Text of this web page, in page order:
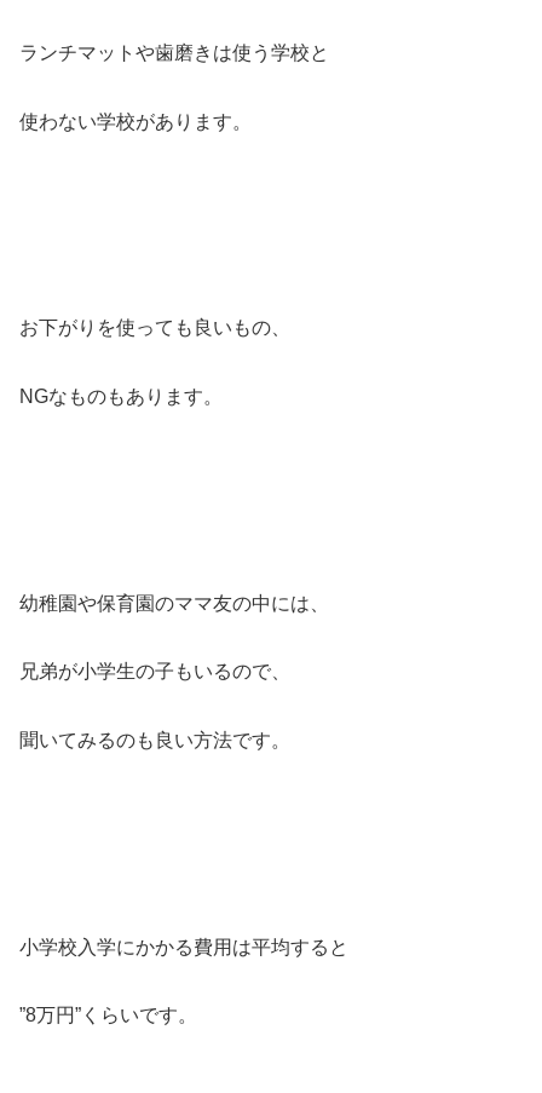
ランチマットや歯磨きは使う学校と
使わない学校があります。
お下がりを使っても良いもの、
NGなものもあります。
幼稚園や保育園のママ友の中には、
兄弟が小学生の子もいるので、
聞いてみるのも良い方法です。
小学校入学にかかる費用は平均すると
”8万円”くらいです。